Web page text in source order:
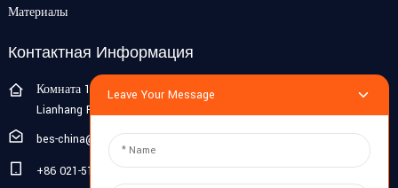
Материалы
Контактная Информация
Комната 108G, 1-й этаж, корпус 10, Пуцзян Чжигу, № 1188
Lianhang Road, город Пуцзян, район Минхан, Шанхай, Китай
bes-china@besdeconcrete.com
+86 021-51692846
Leave Your Message